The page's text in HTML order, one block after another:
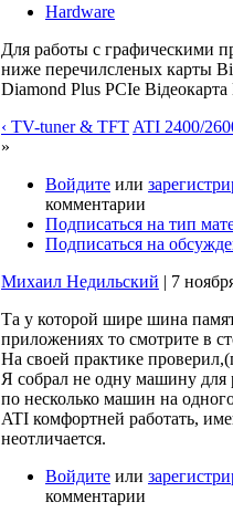
Hardware
Для работы с графическими
ниже перечилсленых карты
Diamond Plus PCIe
‹ TV-tuner & TFT ATI 2400/
»
Войдите или
комментарии
Подписаться на тип
Подписаться на
Михаил Недильский | 7
Та у которой шире шина
приложениях то смотрите в
На своей практике
Я собрал не одну машину для
по несколько машин на
ATI комфортней работать,
неотличается.
Войдите или
комментарии